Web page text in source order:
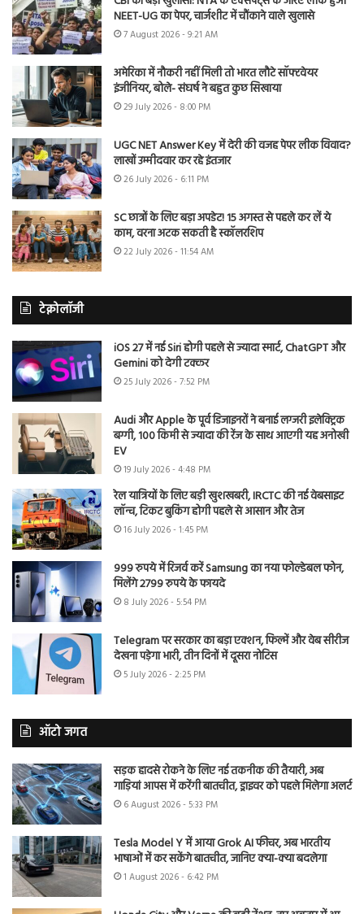
NEET-UG का पेपर, चार्जशीट में चौंकाने वाले खुलासे
7 August 2026 - 9:21 AM
अमेरिका में नौकरी नहीं मिली तो भारत लौटे सॉफ्टवेयर
इंजीनियर, बोले- संघर्ष ने बहुत कुछ सिखाया
29 July 2026 - 8:00 PM
UGC NET Answer Key में देरी की वजह पेपर लीक विवाद?
लाखों उम्मीदवार कर रहे इंतजार
26 July 2026 - 6:11 PM
SC छात्रों के लिए बड़ा अपडेट! 15 अगस्त से पहले कर लें ये
काम, वरना अटक सकती है स्कॉलरशिप
22 July 2026 - 11:54 AM
टेक्नोलॉजी
iOS 27 में नई Siri होगी पहले से ज्यादा स्मार्ट, ChatGPT और
Gemini को देगी टक्कर
25 July 2026 - 7:52 PM
Audi और Apple के पूर्व डिजाइनरों ने बनाई लग्जरी इलेक्ट्रिक
बग्गी, 100 किमी से ज्यादा की रेंज के साथ आएगी यह अनोखी
EV
19 July 2026 - 4:48 PM
रेल यात्रियों के लिए बड़ी खुशखबरी, IRCTC की नई वेबसाइट
लॉन्च, टिकट बुकिंग होगी पहले से आसान और तेज
16 July 2026 - 1:45 PM
999 रुपये में रिजर्व करें Samsung का नया फोल्डेबल फोन,
मिलेंगे 2799 रुपये के फायदे
8 July 2026 - 5:54 PM
Telegram पर सरकार का बड़ा एक्शन, फिल्में और वेब सीरीज
देखना पड़ेगा भारी, तीन दिनों में दूसरा नोटिस
5 July 2026 - 2:25 PM
ऑटो जगत
सड़क हादसे रोकने के लिए नई तकनीक की तैयारी, अब
गाड़ियां आपस में करेंगी बातचीत, ड्राइवर को पहले मिलेगा अलर्ट
6 August 2026 - 5:33 PM
Tesla Model Y में आया Grok AI फीचर, अब भारतीय
भाषाओं में कर सकेंगे बातचीत, जानिए क्या-क्या बदलेगा
1 August 2026 - 6:42 PM